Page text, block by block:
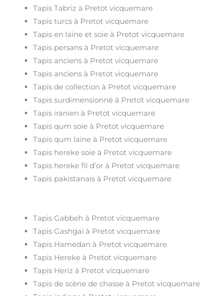
Tapis Tabriz à Pretot vicquemare
Tapis turcs à Pretot vicquemare
Tapis en laine et soie à Pretot vicquemare
Tapis persans à Pretot vicquemare
Tapis anciens à Pretot vicquemare
Tapis anciens à Pretot vicquemare
Tapis de collection à Pretot vicquemare
Tapis surdimensionné à Pretot vicquemare
Tapis iranien à Pretot vicquemare
Tapis qum soie à Pretot vicquemare
Tapis qum laine à Pretot vicquemare
Tapis hereke soie à Pretot vicquemare
Tapis hereke fil d’or à Pretot vicquemare
Tapis pakistanais à Pretot vicquemare
Tapis Gabbeh à Pretot vicquemare
Tapis Gashgai à Pretot vicquemare
Tapis Hamedan à Pretot vicquemare
Tapis Hereke à Pretot vicquemare
Tapis Heriz à Pretot vicquemare
Tapis de scène de chasse à Pretot vicquemare